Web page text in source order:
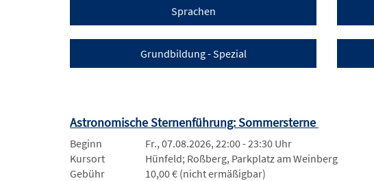
Sprachen
Grundbildung - Spezial
Astronomische Sternenführung: Sommersterne
Beginn
Fr., 07.08.2026, 22:00 - 23:30 Uhr
Kursort
Hünfeld; Roßberg, Parkplatz am Weinberg
Gebühr
10,00 € (nicht ermäßigbar)